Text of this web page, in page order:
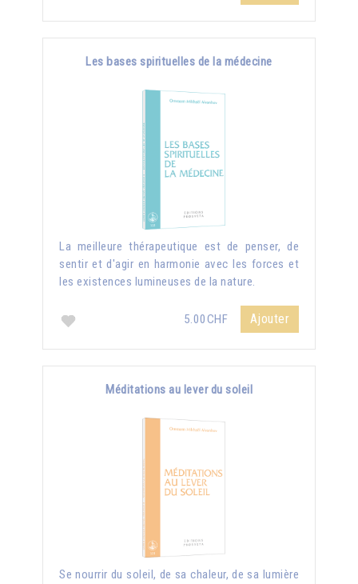
Les bases spirituelles de la médecine
La meilleure thérapeutique est de penser, de
sentir et d'agir en harmonie avec les forces et
les existences lumineuses de la nature.
5.00CHF Ajouter
Méditations au lever du soleil
Se nourrir du soleil, de sa chaleur, de sa lumière